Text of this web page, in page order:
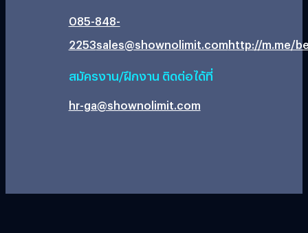
085-848-
2253sales@shownolimit.comhttp://m.me/
สมัครงาน/ฝึกงาน ติดต่อได้ที่
hr-ga@shownolimit.com